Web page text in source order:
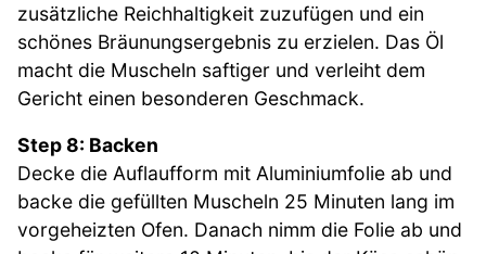
zusätzliche Reichhaltigkeit zuzufügen und ein
schönes Bräunungsergebnis zu erzielen. Das Öl
macht die Muscheln saftiger und verleiht dem
Gericht einen besonderen Geschmack.
Step 8: Backen
Decke die Auflaufform mit Aluminiumfolie ab und
backe die gefüllten Muscheln 25 Minuten lang im
vorgeheizten Ofen. Danach nimm die Folie ab und